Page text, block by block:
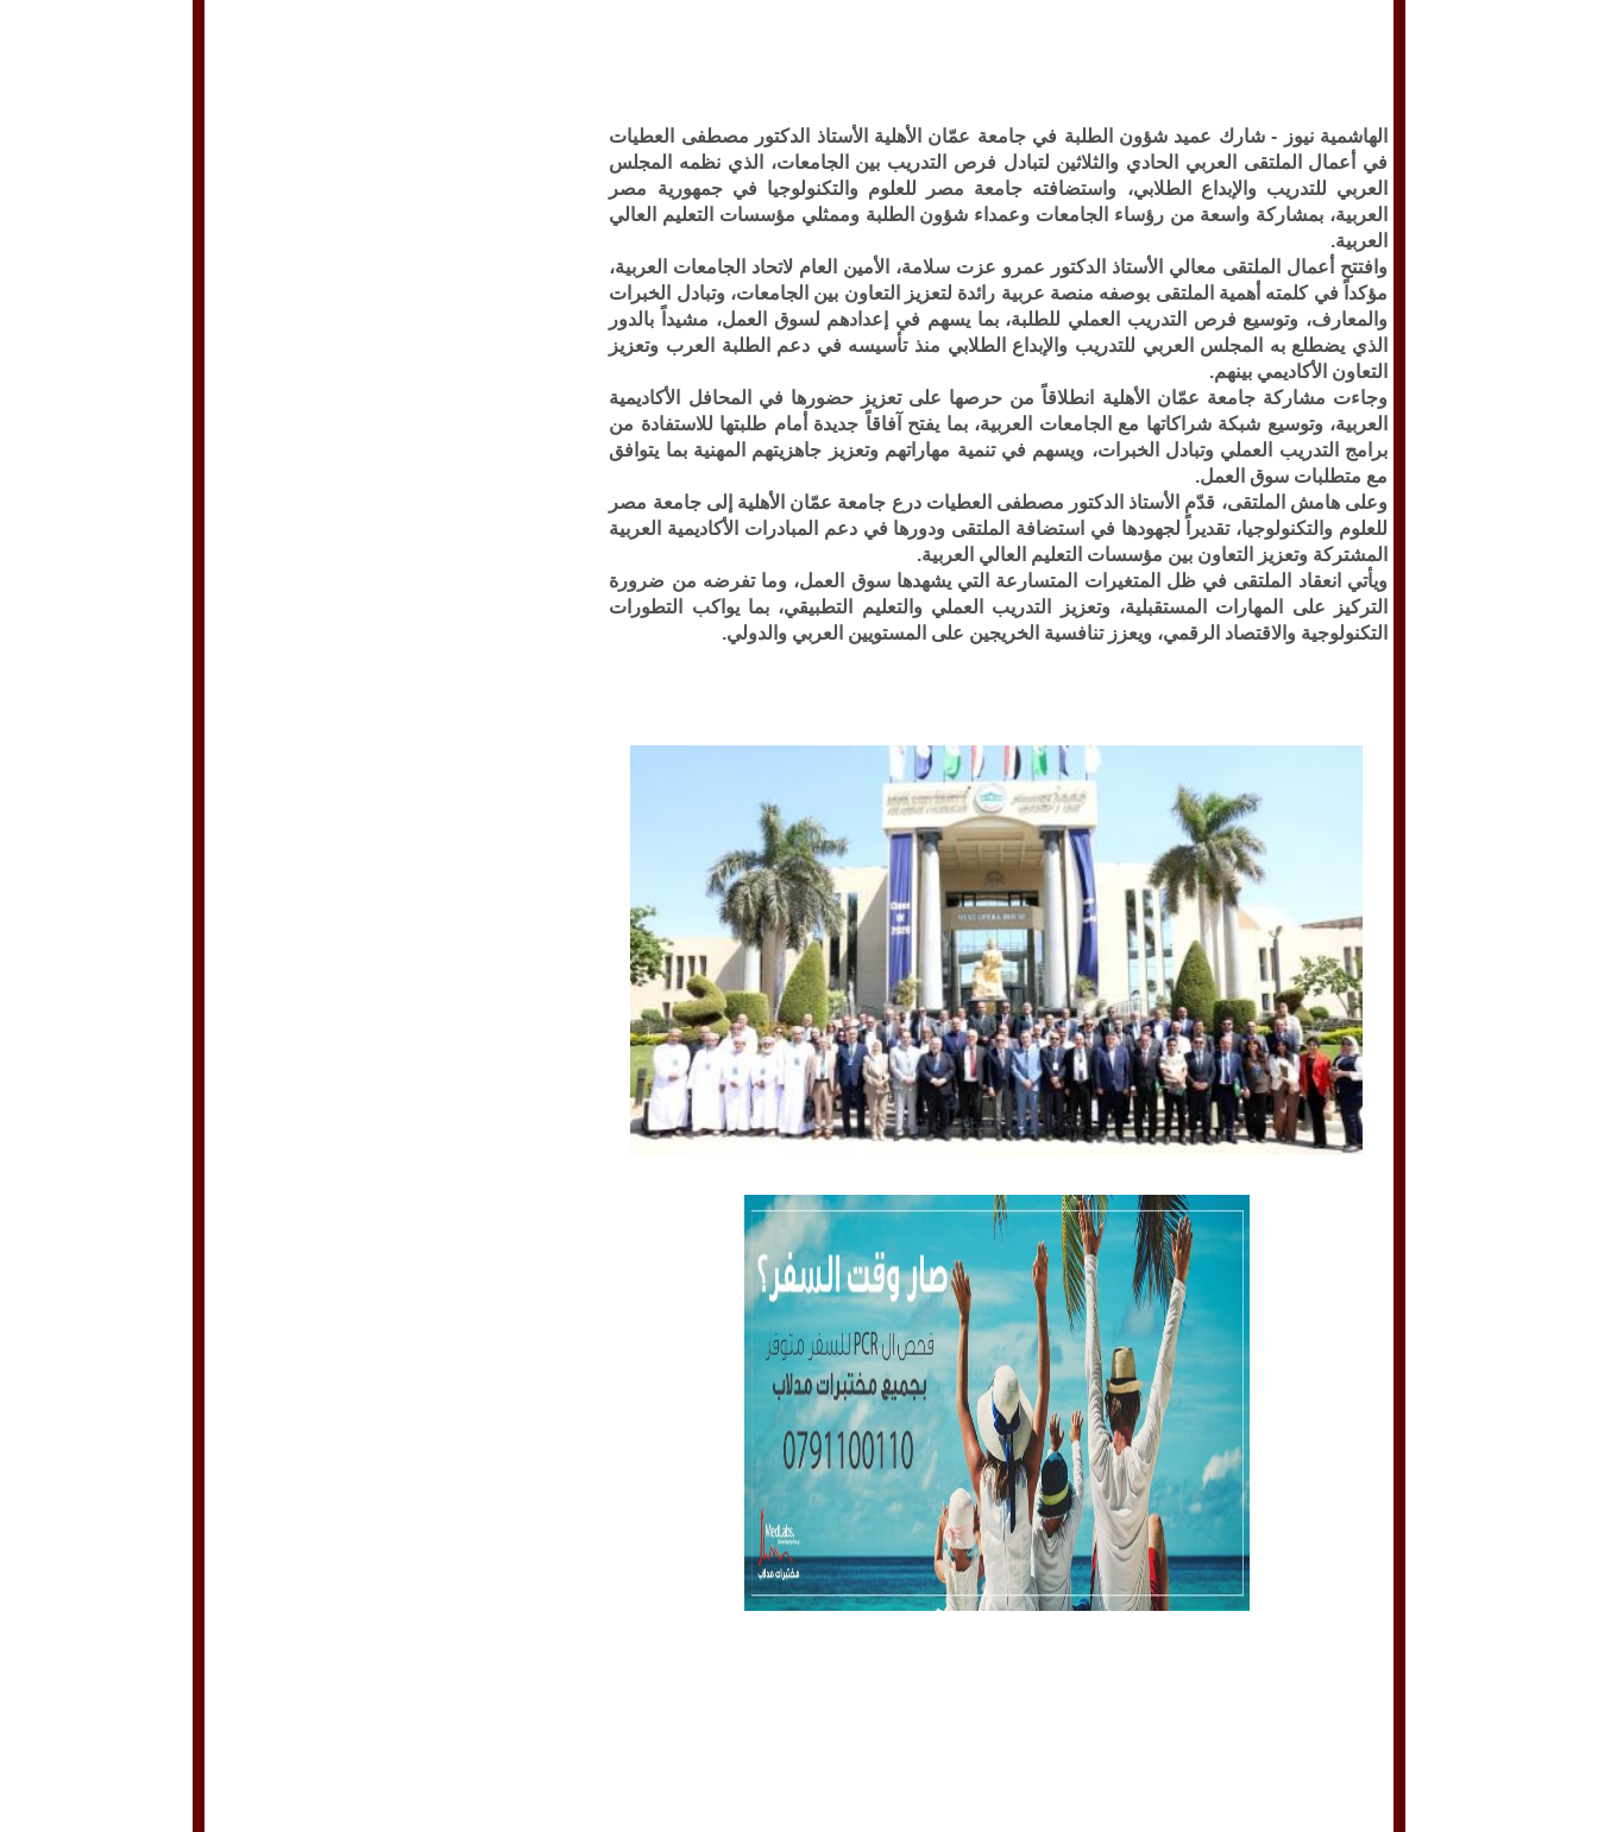
الهاشمية نيوز -شارك عميد شؤون الطلبة في جامعة عمّان الأهلية الأستاذ الدكتور مصطفى العطيات
في أعمال الملتقى العربي الحادي والثلاثين لتبادل فرص التدريب بين الجامعات، الذي نظمه المجلس
العربي للتدريب والإبداع الطلابي، واستضافته جامعة مصر للعلوم والتكنولوجيا في جمهورية مصر
العربية، بمشاركة واسعة من رؤساء الجامعات وعمداء شؤون الطلبة وممثلي مؤسسات التعليم العالي
العربية.
وافتتح أعمال الملتقى معالي الأستاذ الدكتور عمرو عزت سلامة، الأمين العام لاتحاد الجامعات العربية،
مؤكداً في كلمته أهمية الملتقى بوصفه منصة عربية رائدة لتعزيز التعاون بين الجامعات، وتبادل الخبرات
والمعارف، وتوسيع فرص التدريب العملي للطلبة، بما يسهم في إعدادهم لسوق العمل، مشيداً بالدور
الذي يضطلع به المجلس العربي للتدريب والإبداع الطلابي منذ تأسيسه في دعم الطلبة العرب وتعزيز
التعاون الأكاديمي بينهم.
وجاءت مشاركة جامعة عمّان الأهلية انطلاقاً من حرصها على تعزيز حضورها في المحافل الأكاديمية
العربية، وتوسيع شبكة شراكاتها مع الجامعات العربية، بما يفتح آفاقاً جديدة أمام طلبتها للاستفادة من
برامج التدريب العملي وتبادل الخبرات، ويسهم في تنمية مهاراتهم وتعزيز جاهزيتهم المهنية بما يتوافق
مع متطلبات سوق العمل.
وعلى هامش الملتقى، قدّم الأستاذ الدكتور مصطفى العطيات درع جامعة عمّان الأهلية إلى جامعة مصر
للعلوم والتكنولوجيا، تقديراً لجهودها في استضافة الملتقى ودورها في دعم المبادرات الأكاديمية العربية
المشتركة وتعزيز التعاون بين مؤسسات التعليم العالي العربية.
ويأتي انعقاد الملتقى في ظل المتغيرات المتسارعة التي يشهدها سوق العمل، وما تفرضه من ضرورة
التركيز على المهارات المستقبلية، وتعزيز التدريب العملي والتعليم التطبيقي، بما يواكب التطورات
التكنولوجية والاقتصاد الرقمي، ويعزز تنافسية الخريجين على المستويين العربي والدولي.